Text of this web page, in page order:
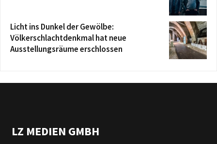
Licht ins Dunkel der Gewölbe:
Völkerschlachtdenkmal hat neue
Ausstellungsräume erschlossen
LZ MEDIEN GMBH